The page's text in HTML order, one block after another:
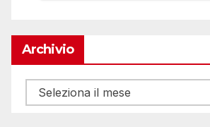
Archivio
Archivio